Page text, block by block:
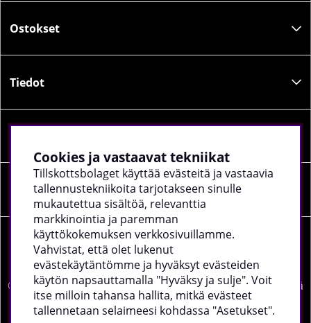
Ostokset
Tiedot
Yrityksen tiedot
© 2026 tillskottsbolaget.fi. Käytämme evästeitä -lue lisää
täältä.
Cookies ja vastaavat tekniikat
Tillskottsbolaget käyttää evästeitä ja vastaavia
tallennustekniikoita tarjotakseen sinulle
mukautettua sisältöä, relevanttia
markkinointia ja paremman
käyttökokemuksen verkkosivuillamme.
Vahvistat, että olet lukenut
evästekäytäntömme ja hyväksyt evästeiden
käytön napsauttamalla "Hyväksy ja sulje". Voit
itse milloin tahansa hallita, mitkä evästeet
tallennetaan selaimeesi kohdassa "Asetukset".